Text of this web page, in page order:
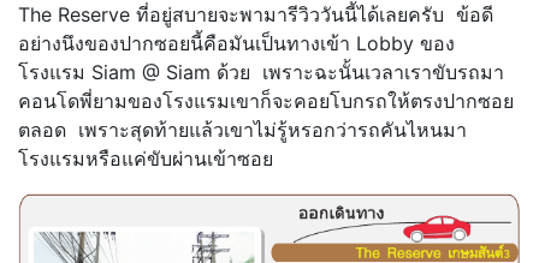
The Reserve ที่อยู่สบายจะพามารีวิววันนี้ได้เลยครับ ข้อดี
อย่างนึงของปากซอยนี้คือมันเป็นทางเข้า Lobby ของ
โรงแรม Siam @ Siam ด้วย เพราะฉะนั้นเวลาเราขับรถมา
คอนโดพี่ยามของโรงแรมเขาก็จะคอยโบกรถให้ตรงปากซอย
ตลอด เพราะสุดท้ายแล้วเขาไม่รู้หรอกว่ารถคันไหนมา
โรงแรมหรือแค่ขับผ่านเข้าซอย